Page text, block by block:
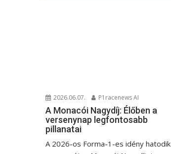
2026.06.07. P1racenews AI
A Monacói Nagydíj: Élőben a
versenynap legfontosabb
pillanatai
A 2026-os Forma-1-es idény hatodik